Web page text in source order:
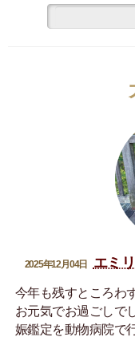
2025年12月04日 エミ
今年も残すところわ
お元気でお過ごしで
娠鑑定を動物病院で